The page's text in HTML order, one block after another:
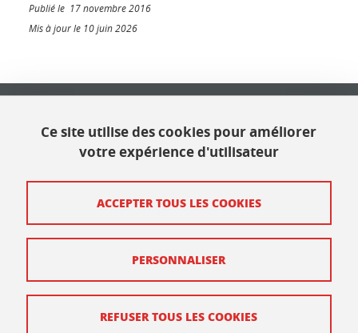
Publié le 17 novembre 2016
Mis à jour le 10 juin 2026
621 avenue Centrale
38400 Saint Martin d'Hères
Plan du site
Données personnelles
Ce site utilise des cookies pour améliorer
votre expérience d'utilisateur
ACCEPTER TOUS LES COOKIES
REFUSER TOUS LES COOKIES
PERSONNALISER